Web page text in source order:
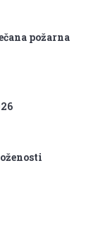
požarna